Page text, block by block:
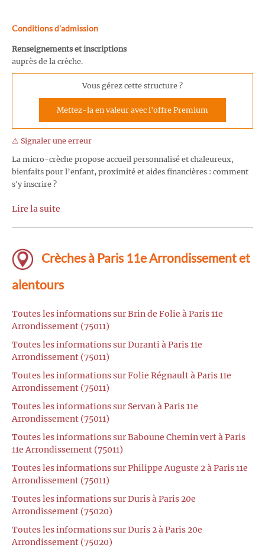
Conditions d'admission
Renseignements et inscriptions
auprès de la crèche.
Vous gérez cette structure ?
Mettez-la en valeur avec l'offre Premium
⚠️ Signaler une erreur
La micro-crèche propose accueil personnalisé et chaleureux,
bienfaits pour l’enfant, proximité et aides financières : comment
s'y inscrire ?
Lire la suite
Crèches à Paris 11e Arrondissement et
alentours
Toutes les informations sur Brin de Folie à Paris 11e
Arrondissement (75011)
Toutes les informations sur Duranti à Paris 11e
Arrondissement (75011)
Toutes les informations sur Folie Régnault à Paris 11e
Arrondissement (75011)
Toutes les informations sur Servan à Paris 11e
Arrondissement (75011)
Toutes les informations sur Baboune Chemin vert à Paris
11e Arrondissement (75011)
Toutes les informations sur Philippe Auguste 2 à Paris 11e
Arrondissement (75011)
Toutes les informations sur Duris à Paris 20e
Arrondissement (75020)
Toutes les informations sur Duris 2 à Paris 20e
Arrondissement (75020)